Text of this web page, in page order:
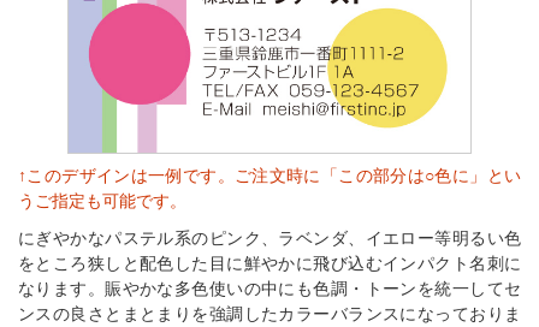
↑このデザインは一例です。ご注文時に「この部分は○色に」とい
うご指定も可能です。
にぎやかなパステル系のピンク、ラベンダ、イエロー等明るい色
をところ狭しと配色した目に鮮やかに飛び込むインパクト名刺に
なります。賑やかな多色使いの中にも色調・トーンを統一してセ
ンスの良さとまとまりを強調したカラーバランスになっておりま